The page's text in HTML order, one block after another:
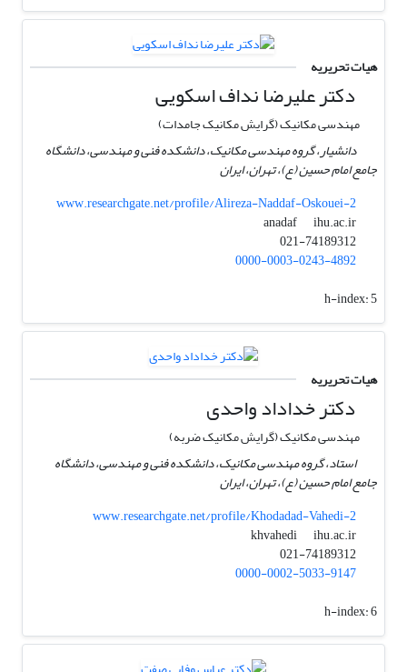
هیات تحریریه
دکتر علیرضا نداف اسکویی
مهندسی مکانیک (گرایش مکانیک جامدات)
دانشیار، گروه مهندسی مکانیک، دانشکده فنی و مهندسی، دانشگاه
جامع امام حسین (ع)، تهران، ایران
www.researchgate.net/profile/Alireza-Naddaf-Oskouei-2
anadaf
ihu.ac.ir
021-74189312
0000-0003-0243-4892
h-index:5
هیات تحریریه
دکتر خداداد واحدی
مهندسی مکانیک (گرایش مکانیک ضربه)
استاد، گروه مهندسی مکانیک، دانشکده فنی و مهندسی، دانشگاه
جامع امام حسین (ع)، تهران، ایران
www.researchgate.net/profile/Khodadad-Vahedi-2
khvahedi
ihu.ac.ir
021-74189312
0000-0002-5033-9147
h-index:6